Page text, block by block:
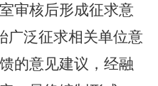
审核后形成征求意
广泛征求相关单位意
的意见建议，经融